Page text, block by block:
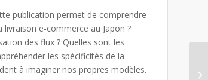
publication permet de comprendre
e-commerce au Japon ?
des flux ? Quelles sont les
les spécificités de la
à imaginer nos propres modèles.